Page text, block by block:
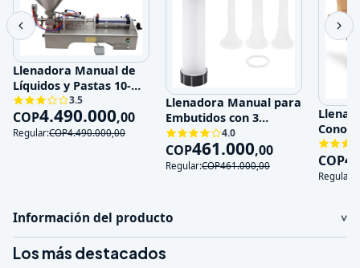
Llenadora Manual de
Líquidos y Pastas 10-
100ml Acero Inoxida
3.5
COP4.490.000,00
Regular:COP4.490.000,00
Llenadora Manual para
Embutidos con 3
Boquillas de Acero Ino
4.0
COP461.000,00
Regular:COP461.000,00
Conos
COP
Regular:
Información del producto
Los más destacados